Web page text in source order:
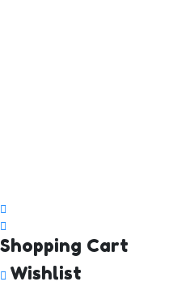
Shopping Cart
Wishlist